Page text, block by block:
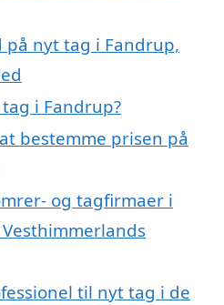
på nyt tag i Fandrup,
i Fandrup?
bestemme prisen på
og tagfirmaer i
til nyt tag i de